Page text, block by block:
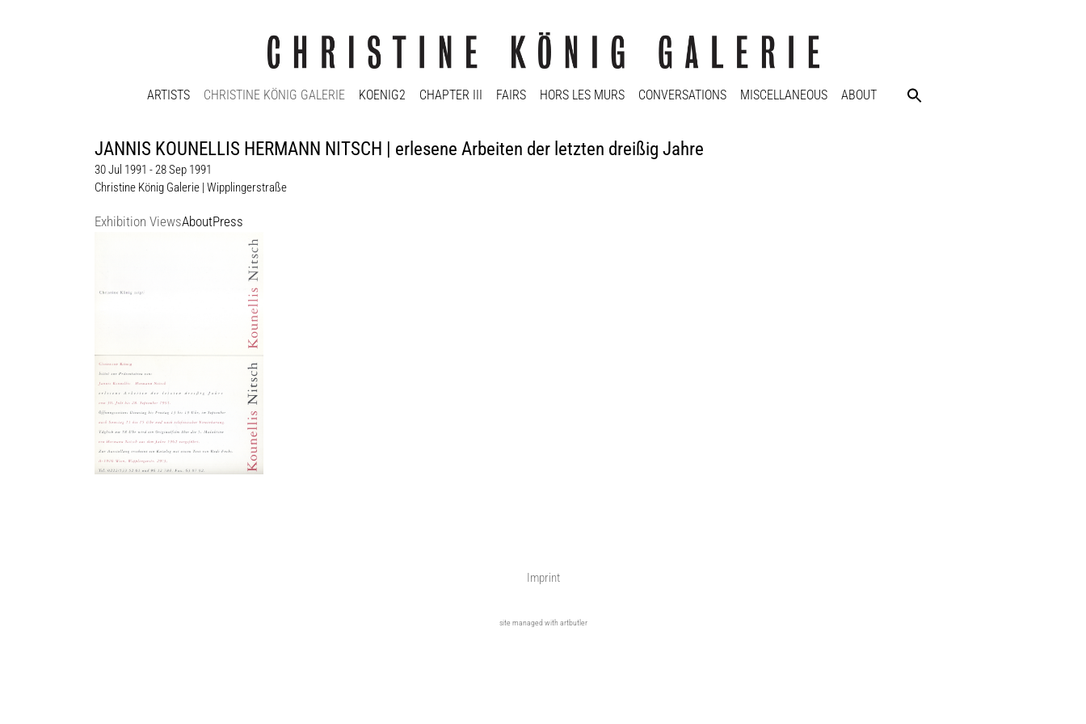
ARTISTS CHRISTINE KÖNIG GALERIE KOENIG2 CHAPTER III FAIRS HORS LES MURS CONVERSATIONS MISCELLANEOUS ABOUT
JANNIS KOUNELLIS HERMANN NITSCH | erlesene Arbeiten der letzten dreißig Jahre
30 Jul 1991 - 28 Sep 1991
Christine König Galerie | Wipplingerstraße
Exhibition ViewsAboutPress
Imprint
site managed with artbutler